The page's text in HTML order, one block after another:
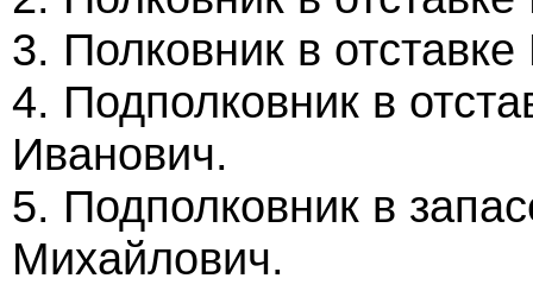
3. Полковник в
4. Подполковник в
Иванович.
5. Подполковник в
Михайлович.